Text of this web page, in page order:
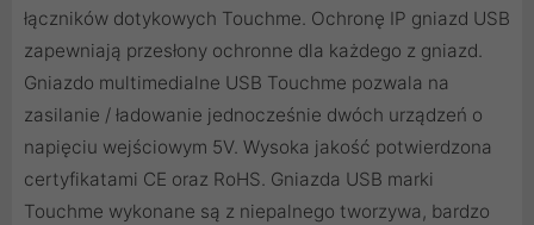
łączników dotykowych Touchme. Ochronę IP gniazd USB
zapewniają przesłony ochronne dla każdego z gniazd.
Gniazdo multimedialne USB Touchme pozwala na
zasilanie / ładowanie jednocześnie dwóch urządzeń o
napięciu wejściowym 5V. Wysoka jakość potwierdzona
certyfikatami CE oraz RoHS. Gniazda USB marki
Touchme wykonane są z niepalnego tworzywa, bardzo